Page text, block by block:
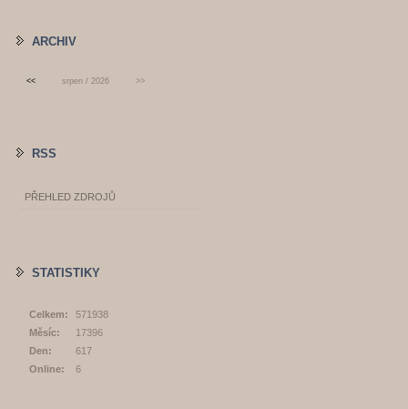
ARCHIV
<< srpen / 2026 >>
RSS
PŘEHLED ZDROJŮ
STATISTIKY
Online: 6
Celkem:
571938
Měsíc:
17396
Den:
617